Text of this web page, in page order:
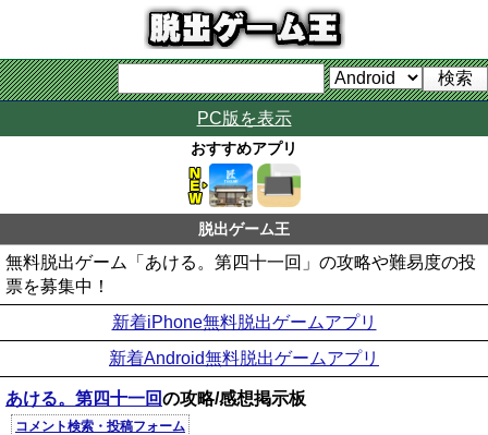
PC版を表示
おすすめアプリ
脱出ゲーム王
無料脱出ゲーム「あける。第四十一回」の攻略や難易度の投
票を募集中！
新着iPhone無料脱出ゲームアプリ
新着Android無料脱出ゲームアプリ
あける。第四十一回の攻略/感想掲示板
コメント検索・投稿フォーム